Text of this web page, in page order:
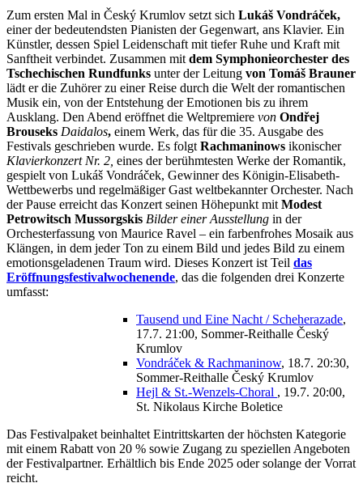
Zum ersten Mal in Český Krumlov setzt sich Lukáš Vondráček,
einer der bedeutendsten Pianisten der Gegenwart, ans Klavier. Ein
Künstler, dessen Spiel Leidenschaft mit tiefer Ruhe und Kraft mit
Sanftheit verbindet. Zusammen mit dem Symphonieorchester des
Tschechischen Rundfunks unter der Leitung von Tomáš Brauner
lädt er die Zuhörer zu einer Reise durch die Welt der romantischen
Musik ein, von der Entstehung der Emotionen bis zu ihrem
Ausklang. Den Abend eröffnet die Weltpremiere von Ondřej
Brouseks Daidalos, einem Werk, das für die 35. Ausgabe des
Festivals geschrieben wurde. Es folgt Rachmaninows ikonischer
Klavierkonzert Nr. 2, eines der berühmtesten Werke der Romantik,
gespielt von Lukáš Vondráček, Gewinner des Königin-Elisabeth-
Wettbewerbs und regelmäßiger Gast weltbekannter Orchester. Nach
der Pause erreicht das Konzert seinen Höhepunkt mit Modest
Petrowitsch Mussorgskis Bilder einer Ausstellung in der
Orchesterfassung von Maurice Ravel – ein farbenfrohes Mosaik aus
Klängen, in dem jeder Ton zu einem Bild und jedes Bild zu einem
emotionsgeladenen Traum wird. Dieses Konzert ist Teil das
Eröffnungsfestivalwochenende, das die folgenden drei Konzerte
umfasst:
Tausend und Eine Nacht / Scheherazade,
17.7. 21:00, Sommer-Reithalle Český
Krumlov
Vondráček & Rachmaninow, 18.7. 20:30,
Sommer-Reithalle Český Krumlov
Hejl & St.-Wenzels-Choral , 19.7. 20:00,
St. Nikolaus Kirche Boletice
Das Festivalpaket beinhaltet Eintrittskarten der höchsten Kategorie
mit einem Rabatt von 20 % sowie Zugang zu speziellen Angeboten
der Festivalpartner. Erhältlich bis Ende 2025 oder solange der Vorrat
reicht.